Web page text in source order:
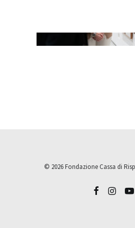
© 2026 Fondazione Cassa di